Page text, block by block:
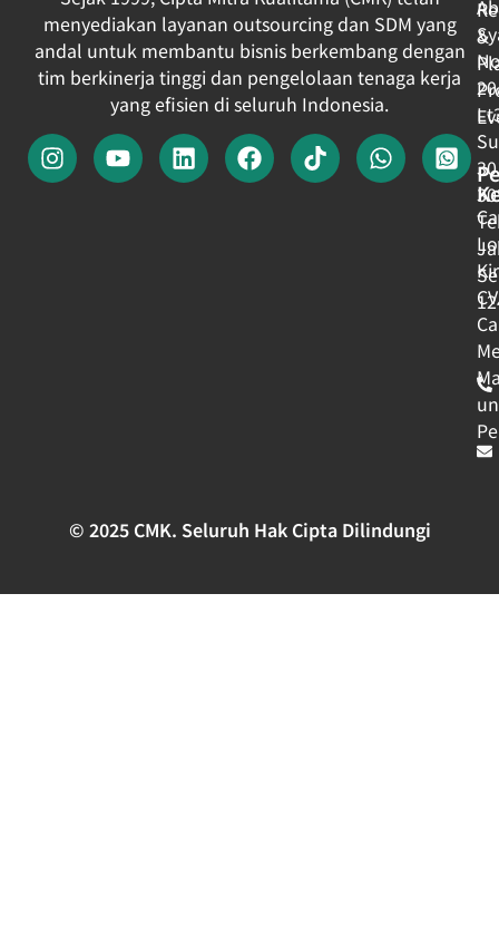
menyediakan layanan outsourcing dan SDM yang
andal untuk membantu bisnis berkembang dengan
tim berkinerja tinggi dan pengelolaan tenaga kerja
yang efisien di seluruh Indonesia.
&
CV
© 2025 CMK. Seluruh Hak Cipta Dilindungi